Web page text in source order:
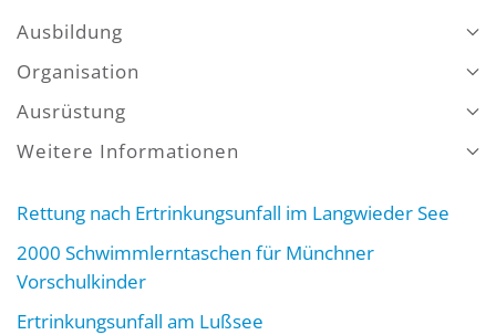
Ausbildung
Organisation
Ausrüstung
Weitere Informationen
Rettung nach Ertrinkungsunfall im Langwieder See
2000 Schwimmlerntaschen für Münchner
Vorschulkinder
Ertrinkungsunfall am Lußsee